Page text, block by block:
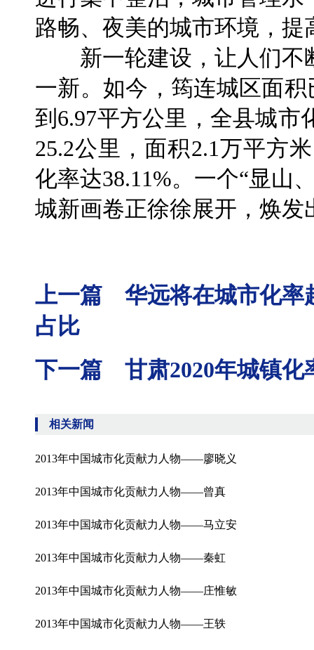
路畅、夜美的城市环境，
新一轮建设，让人们不
一新。如今，筠连城区面
到6.97平方公里，全县城市
25.2公里，面积2.1万平方
化率达38.11%。一个“显山
城新画卷正徐徐展开，焕发
上一篇 华远将在城市化率
占比
下一篇 甘肃2020年城镇化
相关新闻
2013年中国城市化贡献力人物——廖晓义
2013年中国城市化贡献力人物——曾真
2013年中国城市化贡献力人物——马立安
2013年中国城市化贡献力人物——秦虹
2013年中国城市化贡献力人物——庄惟敏
2013年中国城市化贡献力人物——王轶